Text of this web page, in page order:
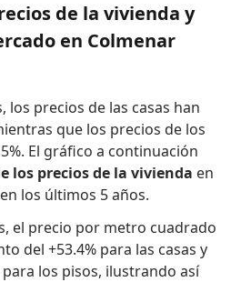
de la vivienda y
en Colmenar
los precios de las casas han
que los precios de los
. El gráfico a continuación
los precios de la vivienda en
los últimos 5 años.
, el precio por metro cuadrado
del +53.4% para las casas y
los pisos, ilustrando así